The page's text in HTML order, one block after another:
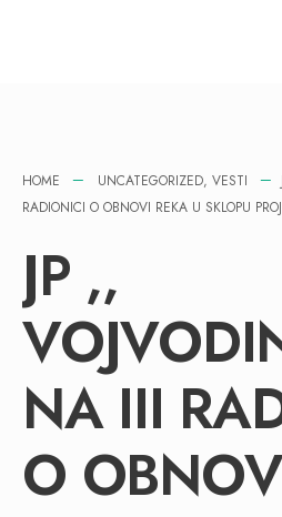
HOME UNCATEGORIZED, VESTI
RADIONICI O OBNOVI REKA U SKLOPU
JP ,,
NA III
O